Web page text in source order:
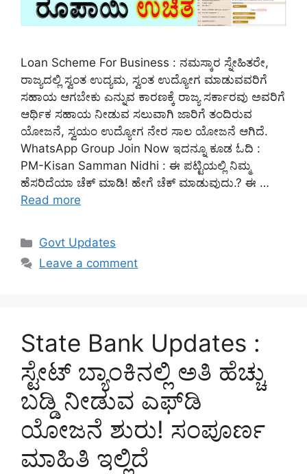
Loan Scheme For Business : ನಮಸ್ಕಾರ ಸ್ನೇಹಿತರೇ,
ರಾಜ್ಯದಲ್ಲಿ ಸ್ವಂತ ಉದ್ಯಮ, ಸ್ವಂತ ಉದ್ಯೋಗ ಮಾಡುವವರಿಗೆ
ಸಹಾಯ ಆಗಬೇಕು ಎನ್ನುವ ಕಾರಣಕ್ಕೆ ರಾಜ್ಯ ಸರ್ಕಾರವು ಅವರಿಗೆ
ಆರ್ಥಿಕ ಸಹಾಯ ನೀಡುವ ಸಲುವಾಗಿ ಜಾರಿಗೆ ತಂದಿರುವ
ಯೋಜನೆ, ಸ್ವಯಂ ಉದ್ಯೋಗ ನೇರ ಸಾಲ ಯೋಜನೆ ಆಗಿದೆ.
WhatsApp Group Join Now ಇದನ್ನೂ ಕೂಡ ಓದಿ :
PM-Kisan Samman Nidhi : ಈ ಪಟ್ಟಿಯಲ್ಲಿ ನಿಮ್ಮ
ಹೆಸರಿದೆಯಾ ಚೆಕ್ ಮಾಡಿ! ಹೇಗೆ ಚೆಕ್ ಮಾಡುವುದು.? ಈ …
Read more
Categories
Govt Updates
Leave a comment
State Bank Updates :
ಸ್ಟೇಟ್ ಬ್ಯಾಂಕಿನಲ್ಲಿ ಅತಿ ಹೆಚ್ಚು
ಬಡ್ಡಿ ನೀಡುವ ಎಫ್‌ಡಿ
ಯೋಜನೆ ಶುರು! ಸಂಪೂರ್ಣ
ಮಾಹಿತಿ ಇಲ್ಲಿದೆ